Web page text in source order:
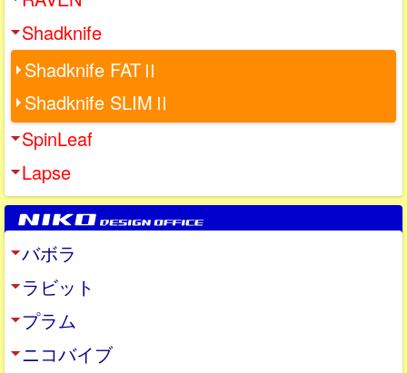
Shadknife
Shadknife FATⅡ
Shadknife SLIMⅡ
SpinLeaf
Lapse
バボラ
ラビット
プラム
ニコバイブ